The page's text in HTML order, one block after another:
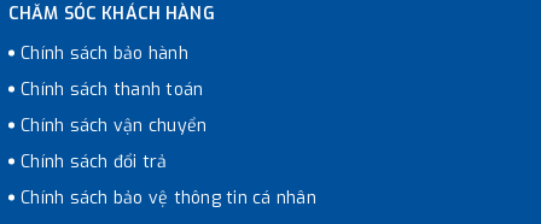
CHĂM SÓC KHÁCH HÀNG
Chính sách bảo hành
Chính sách thanh toán
Chính sách vận chuyển
Chính sách đổi trả
Chính sách bảo vệ thông tin cá nhân